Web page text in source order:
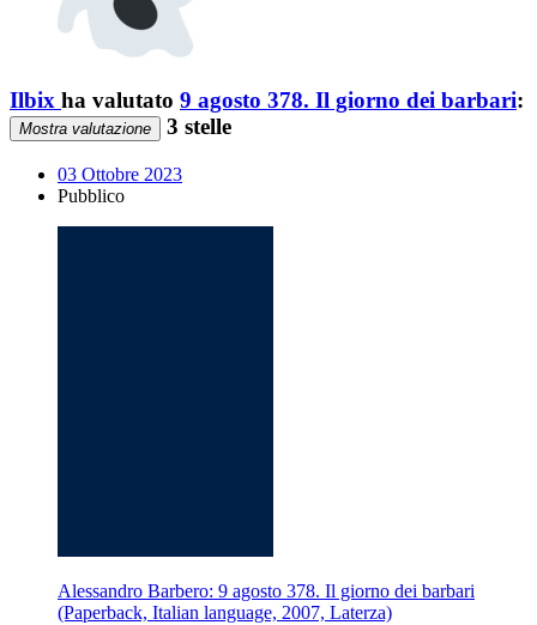
Ilbix ha valutato 9 agosto 378. Il giorno dei barbari:
Mostra valutazione 3 stelle
03 Ottobre 2023
Pubblico
Alessandro Barbero: 9 agosto 378. Il giorno dei barbari
(Paperback, Italian language, 2007, Laterza)